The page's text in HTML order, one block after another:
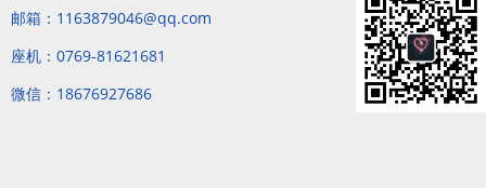
邮箱：1163879046@qq.com
座机：0769-81621681
微信：18676927686